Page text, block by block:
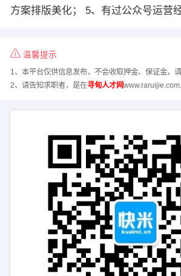
方案排版美化； 5、有过公众号运营经
温馨提示
1、本平台仅供信息发布，不会收取押金、保证金，请
2、请告知求职者，是在寻甸人才网www.raruijie.com